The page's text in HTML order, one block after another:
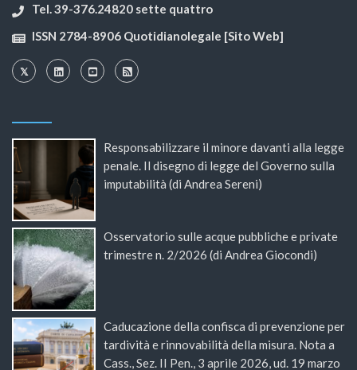
Tel. 39-376.24820 sette quattro
ISSN 2784-8906 Quotidianolegale [Sito Web]
Responsabilizzare il minore davanti alla legge
penale. Il disegno di legge del Governo sulla
imputabilità (di Andrea Sereni)
Osservatorio sulle acque pubbliche e private
trimestre n. 2/2026 (di Andrea Giocondi)
Caducazione della confisca di prevenzione per
tardività e rinnovabilità della misura. Nota a
Cass., Sez. II Pen., 3 aprile 2026, ud. 19 marzo